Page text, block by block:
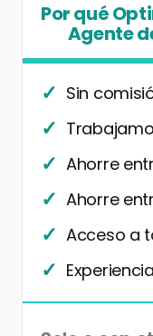
Por qué
Agente
Sin
Ahorre
Ahorre
Acceso a